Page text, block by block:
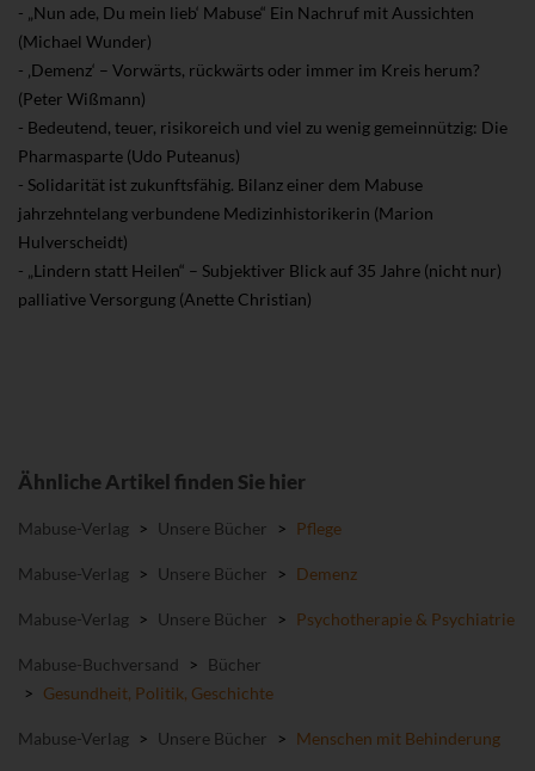
- „Nun ade, Du mein lieb‘ Mabuse“ Ein Nachruf mit Aussichten
(Michael Wunder)
- ‚Demenz‘ – Vorwärts, rückwärts oder immer im Kreis herum?
(Peter Wißmann)
- Bedeutend, teuer, risikoreich und viel zu wenig gemeinnützig: Die
Pharmasparte (Udo Puteanus)
- Solidarität ist zukunftsfähig. Bilanz einer dem Mabuse
jahrzehntelang verbundene Medizinhistorikerin (Marion
Hulverscheidt)
- „Lindern statt Heilen“ – Subjektiver Blick auf 35 Jahre (nicht nur)
palliative Versorgung (Anette Christian)
Ähnliche Artikel finden Sie hier
Mabuse-Verlag > Unsere Bücher > Pflege
Mabuse-Verlag > Unsere Bücher > Demenz
Mabuse-Verlag > Unsere Bücher > Psychotherapie & Psychiatrie
Mabuse-Buchversand > Bücher
> Gesundheit, Politik, Geschichte
Mabuse-Verlag > Unsere Bücher > Menschen mit Behinderung